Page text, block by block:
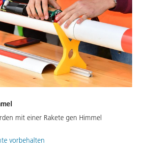
mit einer Rakete gen Himmel
vorbehalten